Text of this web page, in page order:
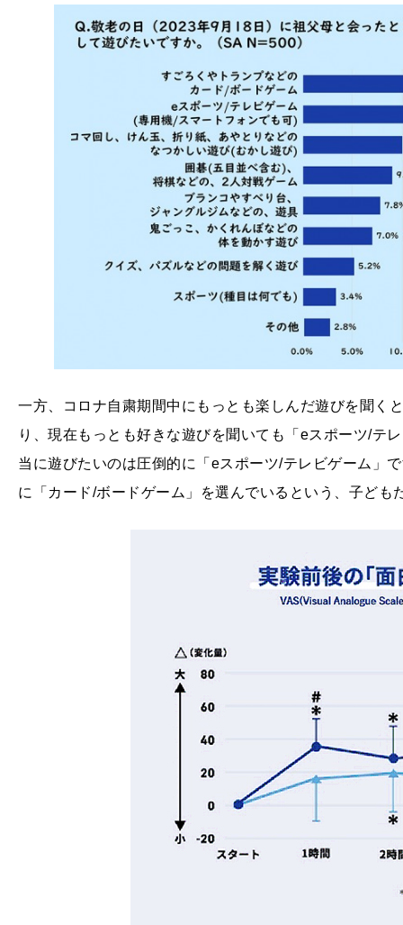
一方、コロナ自粛期間中にもっとも楽しんだ遊びを聞く
り、現在もっとも好きな遊びを聞いても「eスポーツ/テ
当に遊びたいのは圧倒的に「eスポーツ/テレビゲーム」
に「カード/ボードゲーム」を選んでいるという、子ども